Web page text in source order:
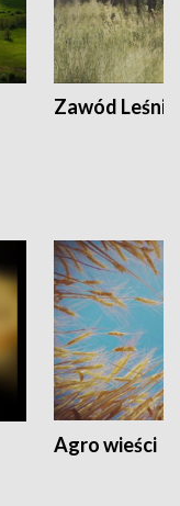
Zawód Leśnik
Agro wieści